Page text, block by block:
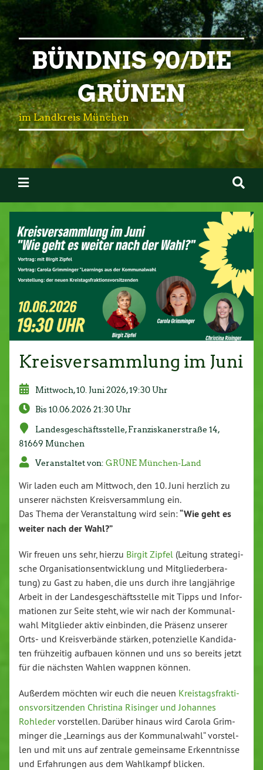
BÜNDNIS 90/DIE
GRÜNEN
im Landkreis München
Kreisversammlung im Juni
Mittwoch, 10. Juni 2026, 19:30 Uhr
Bis 10.06.2026 21:30 Uhr
Lan­des­ge­schäfts­stel­le, Fran­zis­ka­ner­stra­ße 14,
81669 München
Ver­an­stal­tet von:GRÜNE Mün­chen-Land
Wir laden euch am Mittwoch, den 10. Juni herzlich zu
unserer nächsten Kreis­ver­samm­lung ein.
Das Thema der Ver­an­stal­tung wird sein:“Wie geht es
weiter nach der Wahl?”
Wir freuen uns sehr, hierzu Birgit Zipfel (Leitung stra­te­gi­
sche Or­ga­ni­sa­ti­ons­ent­wick­lung und Mit­glie­der­be­ra­
tung) zu Gast zu haben, die uns durch ihre lang­jäh­ri­ge
Arbeit in der Lan­des­ge­schäfts­stel­le mit Tipps und In­for­
ma­tio­nen zur Seite steht, wie wir nach der Kom­mu­nal­
wahl Mit­glie­der aktiv einbinden, die Präsenz unserer
Orts‑ und Kreis­ver­bän­de stärken, po­ten­zi­el­le Kan­di­da­
ten früh­zei­tig aufbauen können und uns so bereits jetzt
für die nächsten Wahlen wappnen können.
Außerdem möchten wir euch die neuen Kreis­tags­frak­ti­
ons­vor­sit­zen­den Christina Risinger und Johannes
Rohledervor­stel­len. Darüber hinaus wird Carola Grim­
min­ger die „Learnings aus der Kom­mu­nal­wahl“ vor­stel­
len und mit uns auf zentrale ge­mein­sa­me Er­kennt­nis­se
und Er­fah­run­gen aus dem Wahlkampf blicken.